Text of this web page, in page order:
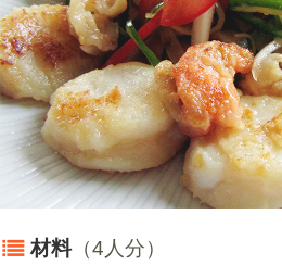
材料（4人分）